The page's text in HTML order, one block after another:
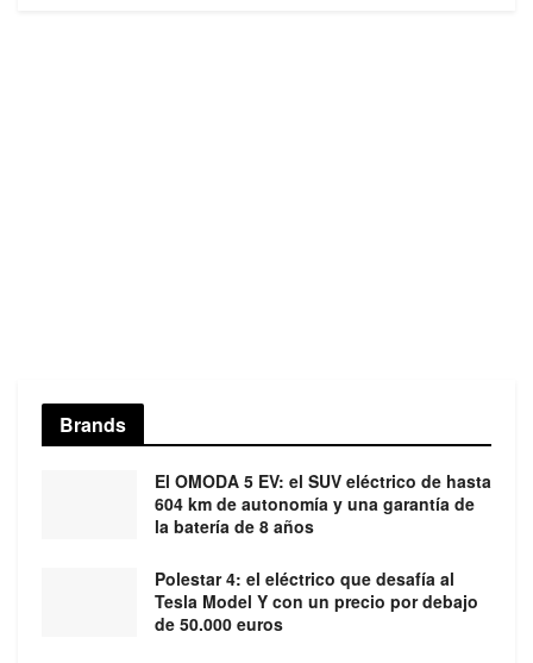
Brands
El OMODA 5 EV: el SUV eléctrico de hasta
604 km de autonomía y una garantía de
la batería de 8 años
Polestar 4: el eléctrico que desafía al
Tesla Model Y con un precio por debajo
de 50.000 euros